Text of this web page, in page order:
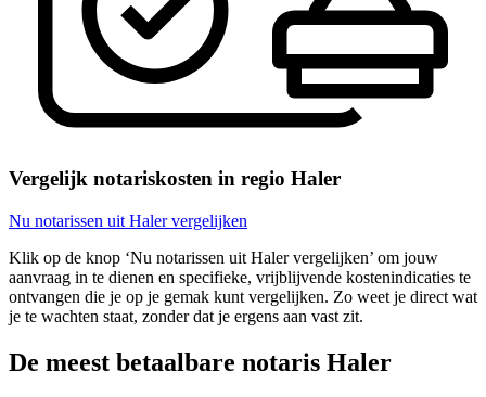
Vergelijk notariskosten in regio Haler
Nu notarissen uit Haler vergelijken
Klik op de knop ‘Nu notarissen uit Haler vergelijken’ om jouw
aanvraag in te dienen en specifieke, vrijblijvende kostenindicaties te
ontvangen die je op je gemak kunt vergelijken. Zo weet je direct wat
je te wachten staat, zonder dat je ergens aan vast zit.
De meest betaalbare notaris Haler